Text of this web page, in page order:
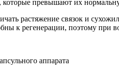
которые превышают их
растяжение связок и
к регенерации, поэтому при
аппарата